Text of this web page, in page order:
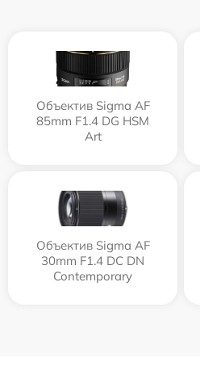
Объектив Sigma AF
85mm F1.4 DG HSM
Art
Объектив Sigma AF
30mm F1.4 DC DN
Contemporary